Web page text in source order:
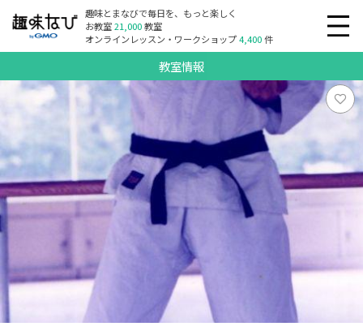
趣味とまなびで毎日を、もっと楽しく
お教室21,000教室
オンラインレッスン・ワークショップ4,400件
教室情報